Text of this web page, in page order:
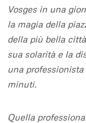
Vosges in una
la magia della
della più bella
sua solarità e la
una
minuti.
Quella